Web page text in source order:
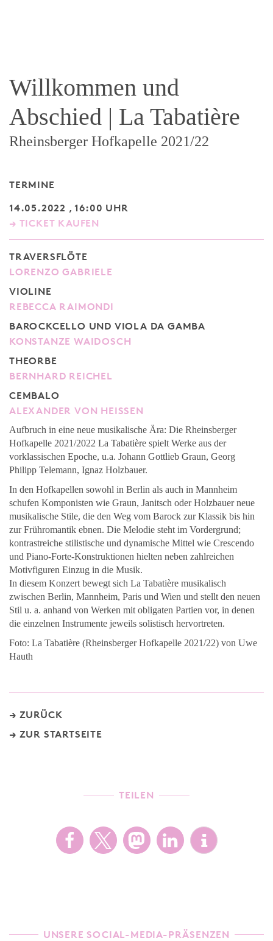
Willkommen und
Abschied | La Tabatière
Rheinsberger Hofkapelle 2021/22
TERMINE
14.05.2022 , 16:00 UHR
→ TICKET KAUFEN
TRAVERSFLÖTE
LORENZO GABRIELE
VIOLINE
REBECCA RAIMONDI
BAROCKCELLO UND VIOLA DA GAMBA
KONSTANZE WAIDOSCH
THEORBE
BERNHARD REICHEL
CEMBALO
ALEXANDER VON HEISSEN
Aufbruch in eine neue musikalische Ära: Die Rheinsberger
Hofkapelle 2021/2022 La Tabatière spielt Werke aus der
vorklassischen Epoche, u.a. Johann Gottlieb Graun, Georg
Philipp Telemann, Ignaz Holzbauer.
In den Hofkapellen sowohl in Berlin als auch in Mannheim
schufen Komponisten wie Graun, Janitsch oder Holzbauer neue
musikalische Stile, die den Weg vom Barock zur Klassik bis hin
zur Frühromantik ebnen. Die Melodie steht im Vordergrund;
kontrastreiche stilistische und dynamische Mittel wie Crescendo
und Piano-Forte-Konstruktionen hielten neben zahlreichen
Motivfiguren Einzug in die Musik.
In diesem Konzert bewegt sich La Tabatière musikalisch
zwischen Berlin, Mannheim, Paris und Wien und stellt den neuen
Stil u. a. anhand von Werken mit obligaten Partien vor, in denen
die einzelnen Instrumente jeweils solistisch hervortreten.
Foto: La Tabatière (Rheinsberger Hofkapelle 2021/22) von Uwe
Hauth
ZURÜCK
ZUR STARTSEITE
TEILEN
UNSERE SOCIAL-MEDIA-PRÄSENZEN